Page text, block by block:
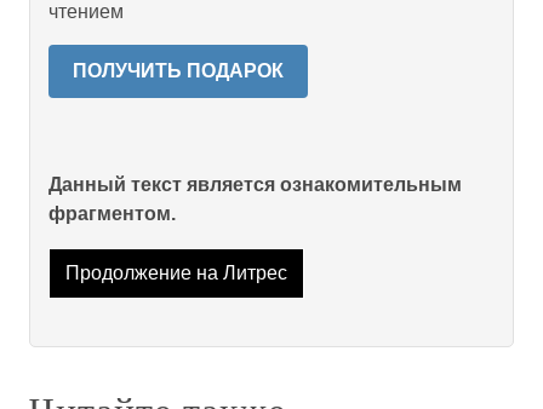
чтением
ПОЛУЧИТЬ ПОДАРОК
Данный текст является ознакомительным
фрагментом.
Продолжение на Литрес